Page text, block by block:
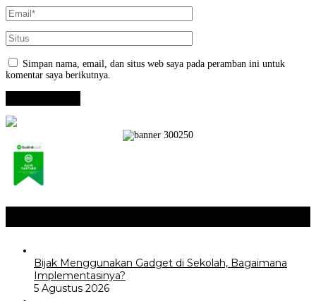
Simpan nama, email, dan situs web saya pada peramban ini untuk
komentar saya berikutnya.
Bijak Menggunakan Gadget di Sekolah, Bagaimana
Implementasinya?
5 Agustus 2026